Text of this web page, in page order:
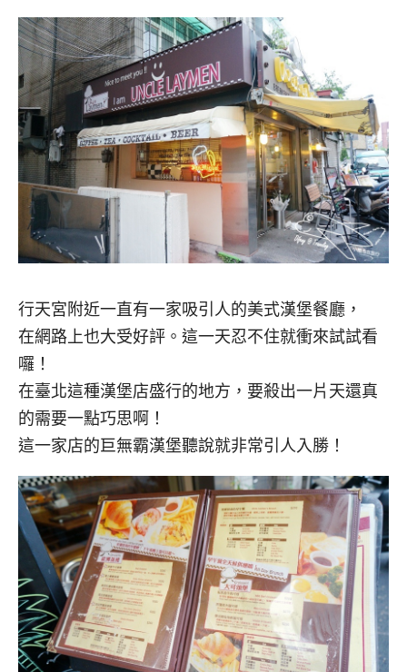
行天宮附近一直有一家吸引人的美式漢堡餐廳，
在網路上也大受好評。這一天忍不住就衝來試試看
囉！
在臺北這種漢堡店盛行的地方，要殺出一片天還真
的需要一點巧思啊！
這一家店的巨無霸漢堡聽說就非常引人入勝！